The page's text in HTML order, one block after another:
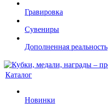
Гравировка
Сувениры
Дополненная реальность
Каталог
Новинки